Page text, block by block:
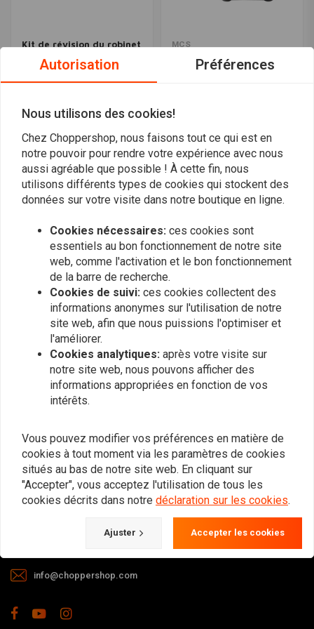
Kit de révision du robinet
plupart des Harley
€11,57
MCS
Vide De Style OEM | Noir
Les plus vus 24
Vous voulez vous tenir au courant ?
S'abonner
quant à votre commande, aux délais
ou à un retour, contactez-nous via les
moyens suivants.
info@choppershop.com
Autorisation Préférences
Nous utilisons des cookies!
Chez Choppershop, nous faisons tout ce qui est en
notre pouvoir pour rendre votre expérience avec nous
aussi agréable que possible ! À cette fin, nous
utilisons différents types de cookies qui stockent des
données sur votre visite dans notre boutique en ligne.
Cookies nécessaires: ces cookies sont
essentiels au bon fonctionnement de notre site
web, comme l'activation et le bon fonctionnement
de la barre de recherche.
Cookies de suivi: ces cookies collectent des
informations anonymes sur l'utilisation de notre
site web, afin que nous puissions l'optimiser et
l'améliorer.
Cookies analytiques: après votre visite sur
notre site web, nous pouvons afficher des
informations appropriées en fonction de vos
intérêts.
Vous pouvez modifier vos préférences en matière de
cookies à tout moment via les paramètres de cookies
situés au bas de notre site web. En cliquant sur
"Accepter", vous acceptez l'utilisation de tous les
cookies décrits dans notre déclaration sur les cookies.
Ajuster Accepter les cookies